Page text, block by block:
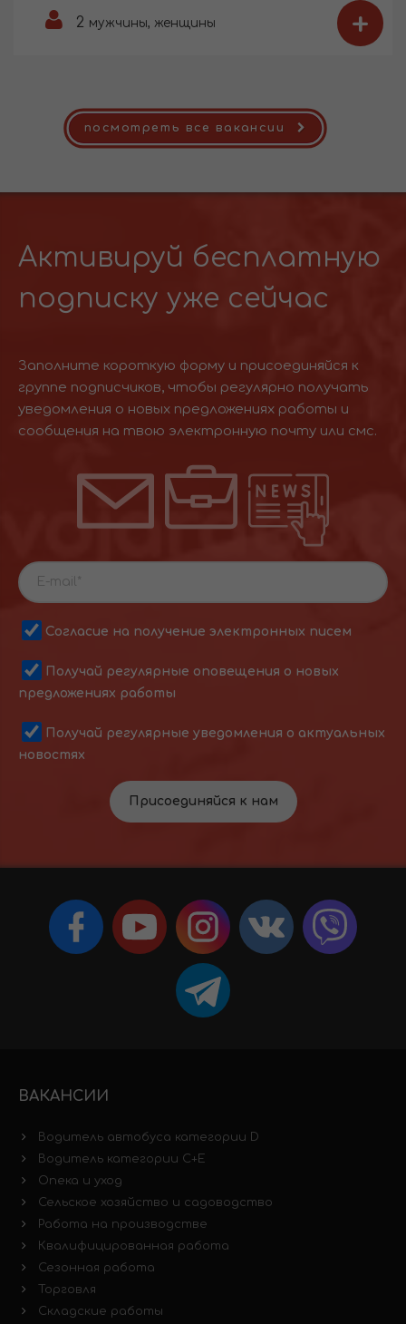
2 мужчины, женщины +
посмотреть все вакансии
Активируй бесплатную
подписку уже сейчас
Заполните короткую форму и присоединяйся к
группе подписчиков, чтобы регулярно получать
уведомления о новых предложениях работы и
сообщения на твою электронную почту или смс.
Согласие на получение электронных писем
Получай регулярные оповещения о новых
предложениях работы
Получай регулярные уведомления о актуальных
новостях
Присоединяйся к нам
ВАКАНСИИ
Водитель автобуса категории D
Водитель категории C+E
Опека и уход
Сельское хозяйство и садоводство
Работа на производстве
Квалифицированная работа
Сезонная работа
Торговля
Складские работы